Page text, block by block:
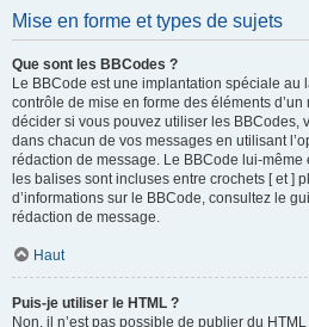
Mise en forme et types de sujets
Que sont les BBCodes ?
Le BBCode est une implantation spéciale au
contrôle de mise en forme des éléments d’un
décider si vous pouvez utiliser les BBCodes,
dans chacun de vos messages en utilisant
rédaction de message. Le BBCode lui-
les balises sont incluses entre crochets [ et ]
d’informations sur le BBCode, consultez le
rédaction de message.
Haut
Puis-je utiliser le HTML ?
Non, il n’est pas possible de publier du